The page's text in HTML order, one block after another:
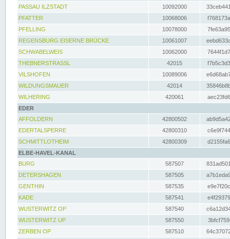
PASSAU ILZSTADT
10092000
PFATTER
10068006
PFELLING
10078000
REGENSBURG EISERNE BRÜCKE
10061007
SCHWABELWEIS
10062000
THEBNERSTRASSL
42015
VILSHOFEN
10089006
WILDUNGSMAUER
42014
WILHERING
420061
EDER
AFFOLDERN
42800502
EDERTALSPERRE
42800310
SCHMITTLOTHEIM
42800309
ELBE-HAVEL-KANAL
BURG
587507
DETERSHAGEN
587505
GENTHIN
587535
KADE
587541
WUSTERWITZ OP
587540
WUSTERWITZ UP
587550
ZERBEN OP
587510